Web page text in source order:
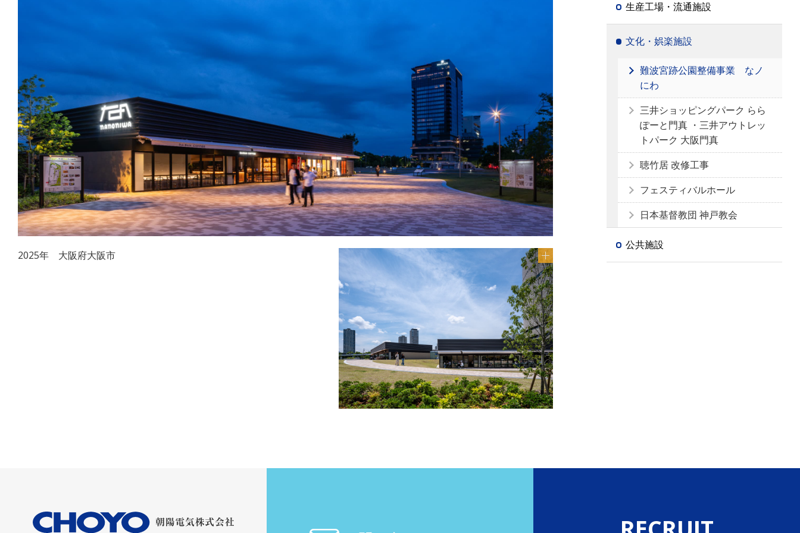
2025年 大阪府大阪市
生産工場・流通施設
文化・娯楽施設
難波宮跡公園整備事業 なノ
にわ
三井ショッピングパーク らら
ぽーと門真 ・三井アウトレッ
トパーク 大阪門真
聴竹居 改修工事
フェスティバルホール
日本基督教団 神戸教会
公共施設